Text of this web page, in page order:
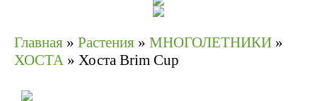
Главная » Растения » МНОГОЛЕТНИКИ »
ХОСТА » Хоста Brim Cup